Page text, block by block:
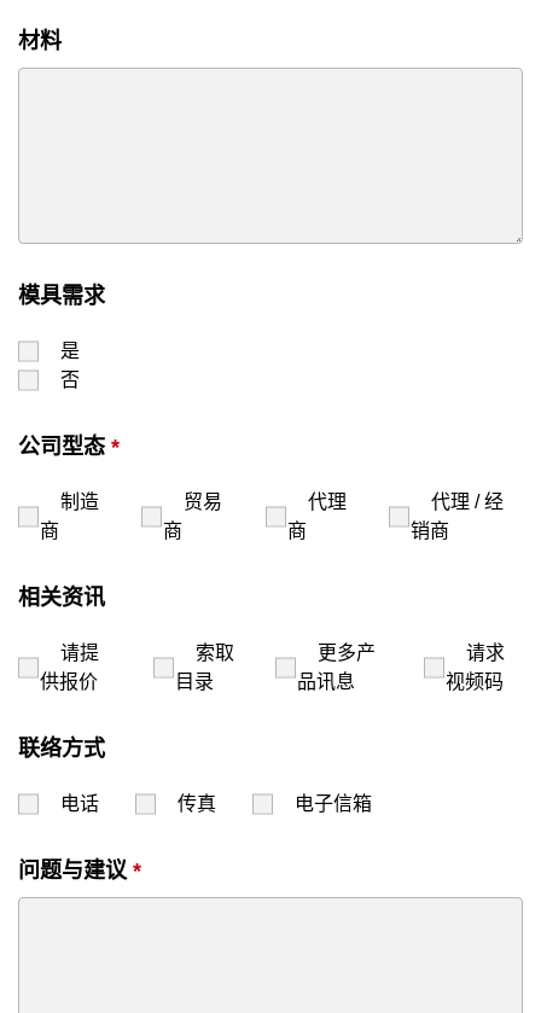
材料
模具需求
是
否
公司型态 *
制造
商
贸易
商
代理
商
代理 / 经
销商
相关资讯
请提
供报价
索取
目录
更多产
品讯息
请求
视频码
联络方式
电话 传真 电子信箱
问题与建议 *